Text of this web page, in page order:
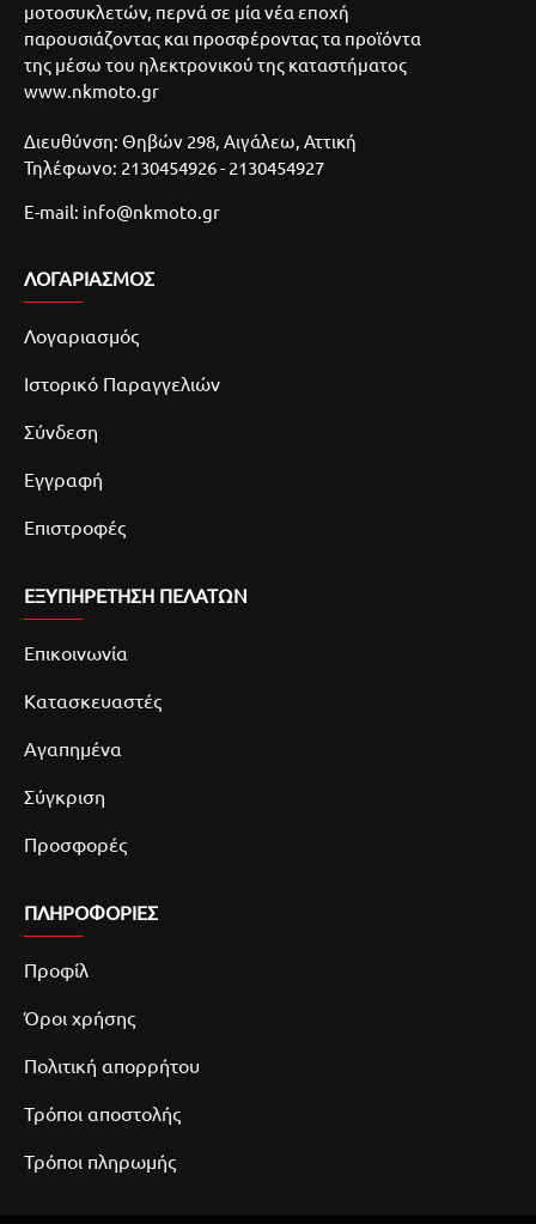
μοτοσυκλετών, περνά σε μία νέα εποχή
παρουσιάζοντας και προσφέροντας τα προϊόντα
της μέσω του ηλεκτρονικού της καταστήματος
www.nkmoto.gr
Διευθύνση: Θηβών 298, Αιγάλεω, Αττική
Τηλέφωνο: 2130454926 - 2130454927
E-mail: info@nkmoto.gr
ΛΟΓΑΡΙΑΣΜΌΣ
Λογαριασμός
Ιστορικό Παραγγελιών
Σύνδεση
Εγγραφή
Επιστροφές
ΕΞΥΠΗΡΕΤΗΣΗ ΠΕΛΑΤΩΝ
Επικοινωνία
Κατασκευαστές
Αγαπημένα
Σύγκριση
Προσφορές
ΠΛΗΡΟΦΟΡΙΕΣ
Προφίλ
Όροι χρήσης
Πολιτική απορρήτου
Τρόποι αποστολής
Τρόποι πληρωμής